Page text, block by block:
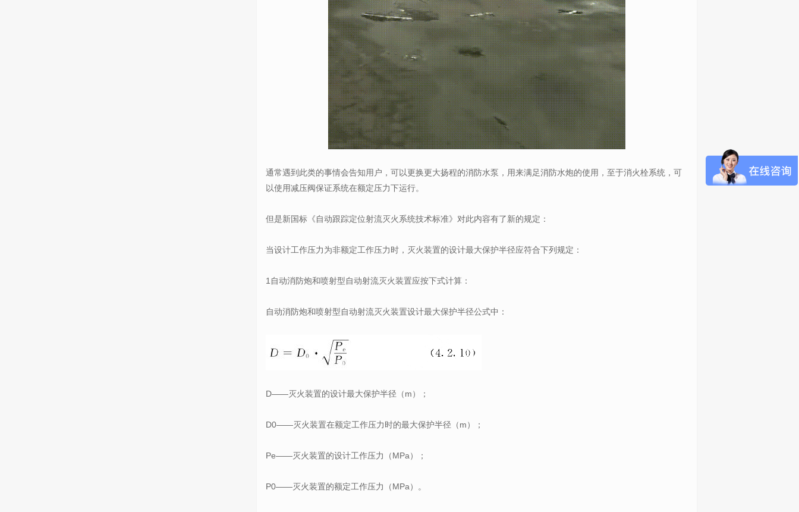
通常遇到此类的事情会告知用户，可以更换更大扬程的消防水泵，用来满足消防水炮的使用，至于消火栓系统，可
以使用减压阀保证系统在额定压力下运行。
但是新国标《自动跟踪定位射流灭火系统技术标准》对此内容有了新的规定：
当设计工作压力为非额定工作压力时，灭火装置的设计最大保护半径应符合下列规定：
1自动消防炮和喷射型自动射流灭火装置应按下式计算：
自动消防炮和喷射型自动射流灭火装置设计最大保护半径公式中：
D——灭火装置的设计最大保护半径（m）；
D0——灭火装置在额定工作压力时的最大保护半径（m）；
Pe——灭火装置的设计工作压力（MPa）；
P0——灭火装置的额定工作压力（MPa）。